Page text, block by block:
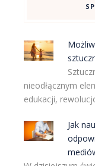
nieodłącznym
edukacji,
Jak